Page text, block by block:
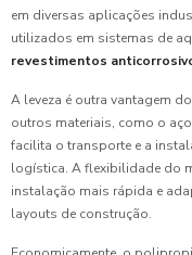
em diversas aplicações
utilizados em sistemas de
revestimentos
A leveza é outra vantagem
outros materiais, como o
facilita o transporte e a
logística. A flexibilidade do
instalação mais rápida e
layouts de construção.